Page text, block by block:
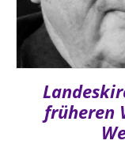
früheren